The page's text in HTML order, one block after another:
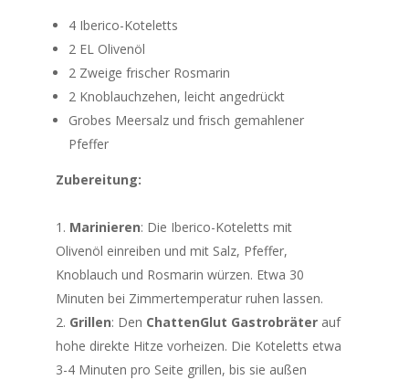
4 Iberico-Koteletts
2 EL Olivenöl
2 Zweige frischer Rosmarin
2 Knoblauchzehen, leicht angedrückt
Grobes Meersalz und frisch gemahlener
Pfeffer
Zubereitung:
Marinieren: Die Iberico-Koteletts mit
Olivenöl einreiben und mit Salz, Pfeffer,
Knoblauch und Rosmarin würzen. Etwa 30
Minuten bei Zimmertemperatur ruhen lassen.
Grillen: Den ChattenGlut Gastrobräter auf
hohe direkte Hitze vorheizen. Die Koteletts etwa
3-4 Minuten pro Seite grillen, bis sie außen